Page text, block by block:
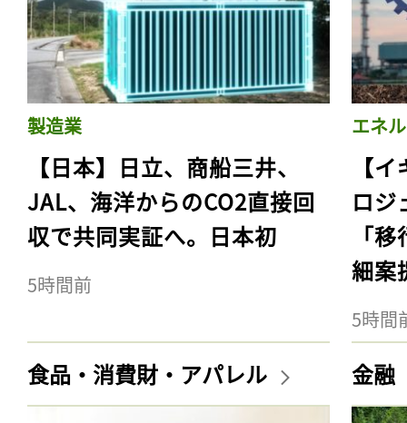
製造業
【日本】日立、商船三井、
JAL、海洋からのCO2直接回
収で共同実証へ。日本初
5時間前
エネ
【
ロジ
「
細案
5時間
食品・消費財・アパレル 金融